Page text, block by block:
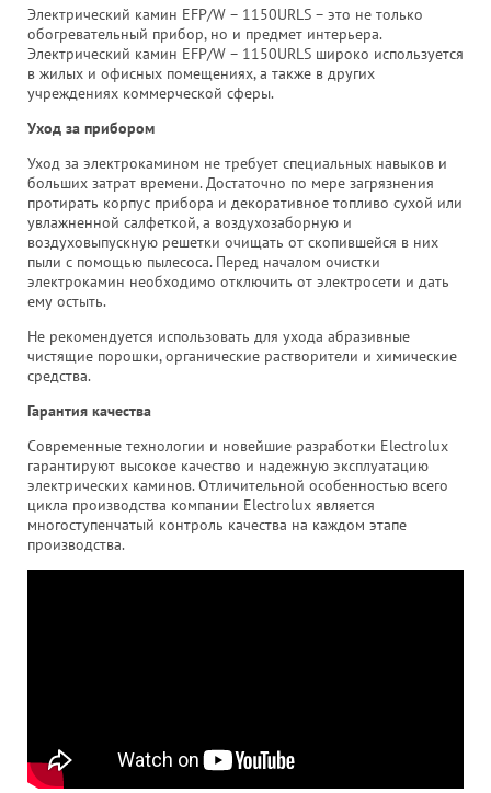
Электрический камин EFP/W – 1150URLS – это не только
обогревательный прибор, но и предмет интерьера.
Электрический камин EFP/W – 1150URLS широко используется
в жилых и офисных помещениях, а также в других
учреждениях коммерческой сферы.
Уход за прибором
Уход за электрокамином не требует специальных навыков и
больших затрат времени. Достаточно по мере загрязнения
протирать корпус прибора и декоративное топливо сухой или
увлажненной салфеткой, а воздухозаборную и
воздуховыпускную решетки очищать от скопившейся в них
пыли с помощью пылесоса. Перед началом очистки
электрокамин необходимо отключить от электросети и дать
ему остыть.
Не рекомендуется использовать для ухода абразивные
чистящие порошки, органические растворители и химические
средства.
Гарантия качества
Современные технологии и новейшие разработки Electrolux
гарантируют высокое качество и надежную эксплуатацию
электрических каминов. Отличительной особенностью всего
цикла производства компании Electrolux является
многоступенчатый контроль качества на каждом этапе
производства.